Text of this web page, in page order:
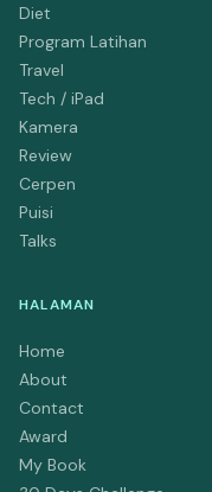
Diet
Program Latihan
Travel
Tech / iPad
Kamera
Review
Cerpen
Puisi
Talks
HALAMAN
Home
About
Contact
Award
My Book